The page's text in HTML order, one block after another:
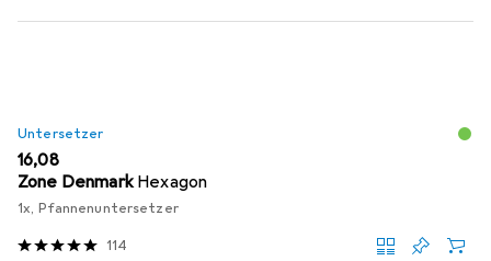
Untersetzer
EUR
16,08
Zone Denmark Hexagon
1x, Pfannenuntersetzer
114